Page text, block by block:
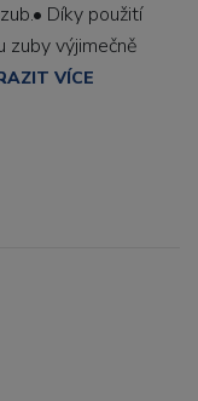
Díky použití
zuby výjimečně
VÍCE